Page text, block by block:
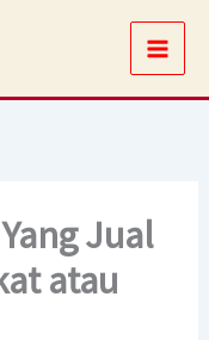
Main
Jual
atau